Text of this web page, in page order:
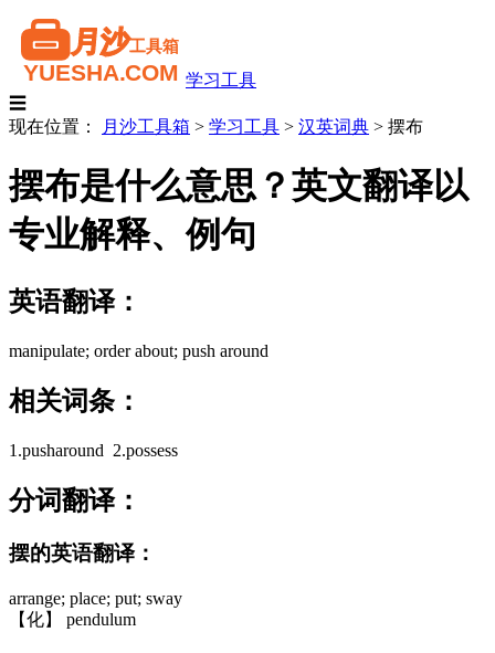
学习工具
☰
现在位置：
月沙工具箱 > 学习工具 > 汉英词典 > 摆布
摆布是什么意思？英文翻译以
专业解释、例句
英语翻译：
manipulate; order about; push around
相关词条：
1.pusharound 2.possess
分词翻译：
摆的英语翻译：
arrange; place; put; sway
【化】 pendulum